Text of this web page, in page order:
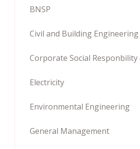
BNSP
Civil and Building Engineering
Corporate Social Responbility
Electricity
Environmental Engineering
General Management